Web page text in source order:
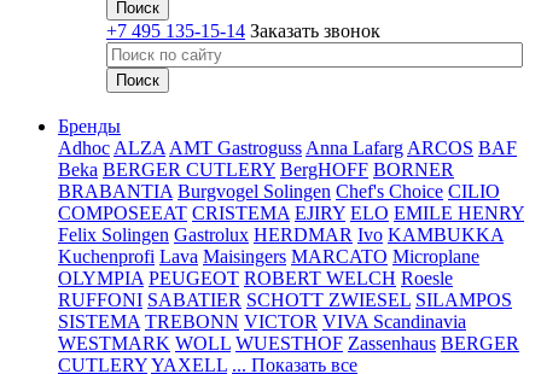
+7 495 135-15-14 Заказать звонок
Бренды
Adhoc ALZA AMT Gastroguss Anna Lafarg ARCOS BAF
Beka BERGER CUTLERY BergHOFF BORNER
BRABANTIA Burgvogel Solingen Chef's Choice CILIO
COMPOSEEAT CRISTEMA EJIRY ELO EMILE HENRY
Felix Solingen Gastrolux HERDMAR Ivo KAMBUKKA
Kuchenprofi Lava Maisingers MARCATO Microplane
OLYMPIA PEUGEOT ROBERT WELCH Roesle
RUFFONI SABATIER SCHOTT ZWIESEL SILAMPOS
SISTEMA TREBONN VICTOR VIVA Scandinavia
WESTMARK WOLL WUESTHOF Zassenhaus BERGER
CUTLERYYAXELL ... Показать все